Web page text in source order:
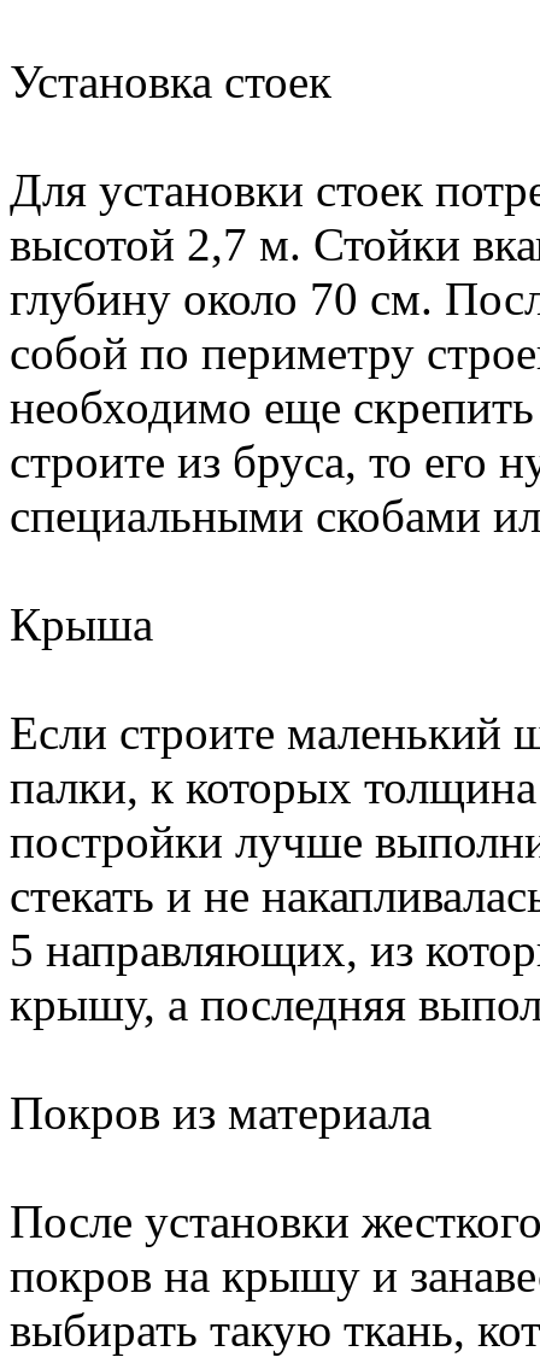
Установка стоек
Для установки стоек
высотой 2,7 м. Стойки
глубину около 70 см.
собой по периметру
необходимо еще
строите из бруса, то его
специальными скобами
Крыша
Если строите маленький
палки, к которых
постройки лучше
стекать и не
5 направляющих, из
крышу, а последняя
Покров из материала
После установки
покров на крышу и
выбирать такую ткань,